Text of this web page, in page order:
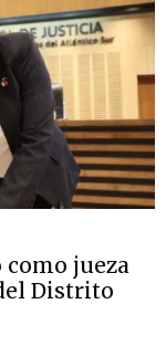
jueza
Distrito